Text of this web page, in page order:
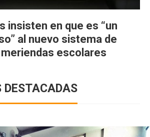
insisten en que es “un
al nuevo sistema de
escolares
DESTACADAS